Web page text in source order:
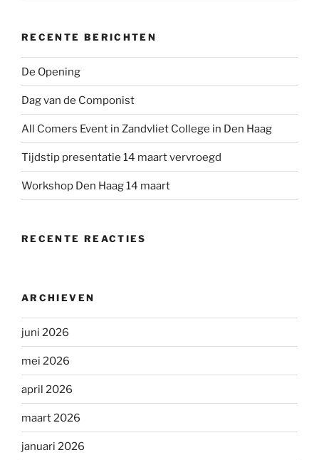
RECENTE BERICHTEN
De Opening
Dag van de Componist
All Comers Event in Zandvliet College in Den Haag
Tijdstip presentatie 14 maart vervroegd
Workshop Den Haag 14 maart
RECENTE REACTIES
ARCHIEVEN
juni 2026
mei 2026
april 2026
maart 2026
januari 2026